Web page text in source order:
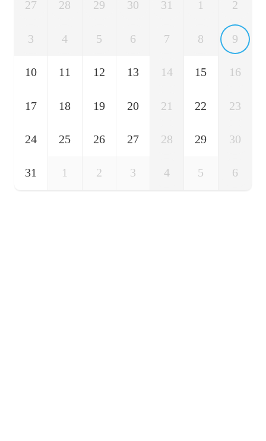
27 28 29 30 31 1 2
3 4 5 6 7 8 9
10 11 12 13 14 15 16
17 18 19 20 21 22 23
24 25 26 27 28 29 30
31 1 2 3 4 5 6